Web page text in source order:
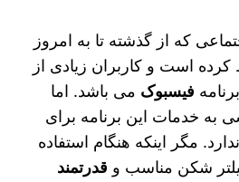
که از گذشته تا به امروز
است و کاربران زیادی از
فیسبوک می‌ باشد. اما
به خدمات این برنامه برای
مگر اینکه هنگام استفاده
شکن مناسب و قدرتمند